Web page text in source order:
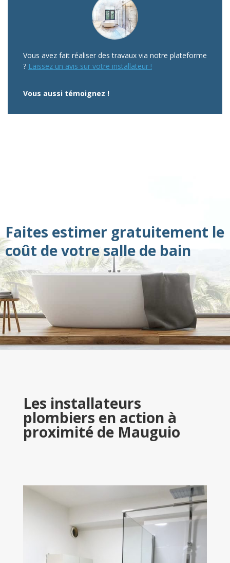
Vous avez fait réaliser des travaux via notre plateforme
? Laissez un avis sur votre installateur !
Vous aussi témoignez !
Faites estimer gratuitement le
coût de votre salle de bain
Les installateurs
plombiers en action à
proximité de Mauguio